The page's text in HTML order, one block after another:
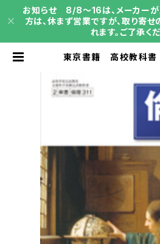
お知らせ 8/8～16は、メーカーが
方は、休まず営業ですが、取り寄
れます。ご了承くだ
東京書籍 高校教科
5V2M6 SKU：
之書店（いくのし